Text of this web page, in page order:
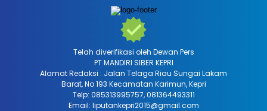
Telah diverifikasi oleh Dewan Pers
PT MANDIRI SIBER KEPRI
Alamat Redaksi : Jalan Telaga Riau Sungai Lakam
Barat, No 193 Kecamatan Karimun, Kepri
Telp: 085313995757, 081364493311
Email: liputankepri2015@gmail.com